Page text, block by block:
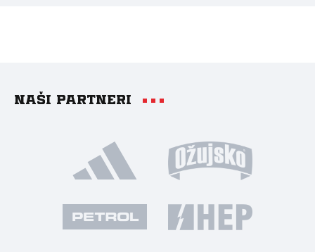
Naši partneri